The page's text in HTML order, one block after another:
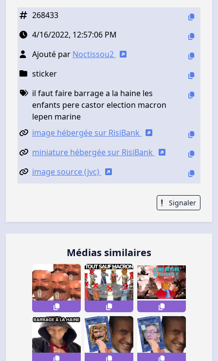
268433
4/16/2022, 12:57:06 PM
Ajouté par Noctissou2
sticker
il faut faire barrage a la haine les
enfants pere castor election macron
lepen marine
image hébergée sur RisiBank
miniature hébergée sur RisiBank
image source (jvc)
Signaler
Médias similaires